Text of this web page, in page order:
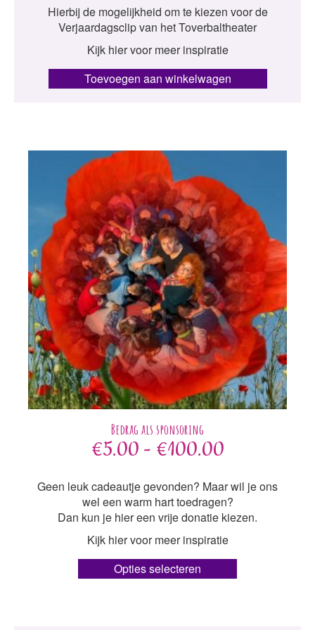
Hierbij de mogelijkheid om te kiezen voor de
Verjaardagsclip van het Toverbaltheater
Kijk hier voor meer inspiratie
Toevoegen aan winkelwagen
€5.00 - €100.00Prijsklasse:
€5.00
tot
€100.00
Geen leuk cadeautje gevonden? Maar wil je ons
wel een warm hart toedragen?
Dan kun je hier een vrije donatie kiezen.
Kijk hier voor meer inspiratie
Opties selecteren